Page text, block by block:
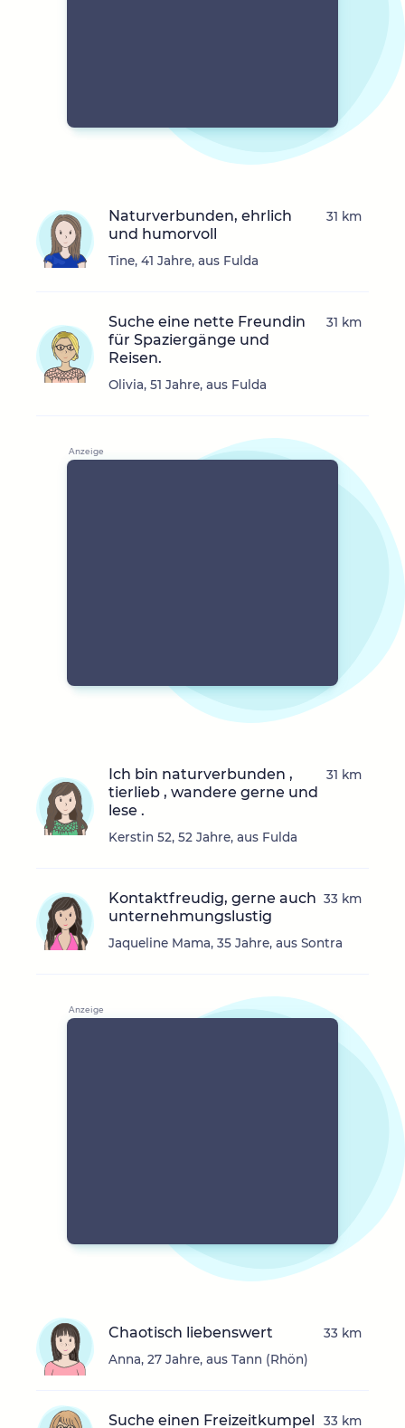
Naturverbunden, ehrlich
und humorvoll
Tine, 41 Jahre, aus Fulda
31 km
Suche eine nette Freundin
für Spaziergänge und
Reisen.
Olivia, 51 Jahre, aus Fulda
31 km
Ich bin naturverbunden ,
tierlieb , wandere gerne und
lese .
Kerstin 52, 52 Jahre, aus Fulda
31 km
Kontaktfreudig, gerne auch
unternehmungslustig
Jaqueline Mama, 35 Jahre, aus Sontra
33 km
Chaotisch liebenswert
Anna, 27 Jahre, aus Tann (Rhön)
33 km
Suche einen Freizeitkumpel 33 km